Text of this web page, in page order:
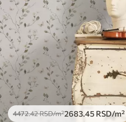
4472.42RSD/m²2683.45 RSD/m²